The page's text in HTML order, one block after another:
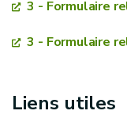
3 - Formulaire
3 - Formulaire
Liens utiles